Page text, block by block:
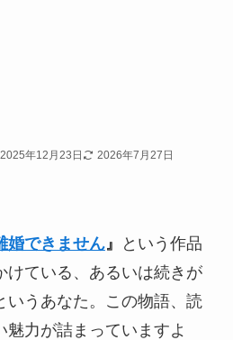
2025年12月23日 2026年7月27日
婚できません』
という作品
けている、あるいは続きが
いうあなた。この物語、読
力が詰まっていますよ